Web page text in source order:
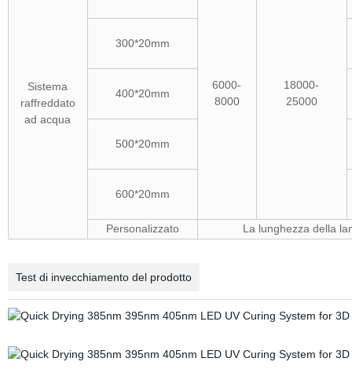
Sistema
raffreddato
ad acqua
6000-
8000
18000-
25000
300*20mm
400*20mm
500*20mm
600*20mm
Personalizzato La lunghezza della
Test di invecchiamento del prodotto